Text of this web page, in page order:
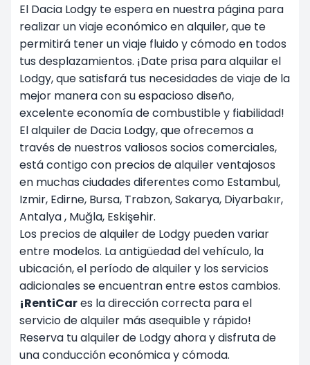
El Dacia Lodgy te espera en nuestra página para
realizar un viaje económico en alquiler, que te
permitirá tener un viaje fluido y cómodo en todos
tus desplazamientos. ¡Date prisa para alquilar el
Lodgy, que satisfará tus necesidades de viaje de la
mejor manera con su espacioso diseño,
excelente economía de combustible y fiabilidad!
El alquiler de Dacia Lodgy, que ofrecemos a
través de nuestros valiosos socios comerciales,
está contigo con precios de alquiler ventajosos
en muchas ciudades diferentes como Estambul,
Izmir, Edirne, Bursa, Trabzon, Sakarya, Diyarbakır,
Antalya, Muğla, Eskişehir.
Los precios de alquiler de Lodgy pueden variar
entre modelos. La antigüedad del vehículo, la
ubicación, el período de alquiler y los servicios
adicionales se encuentran entre estos cambios.
¡RentiCares la dirección correcta para el
servicio de alquiler más asequible y rápido!
Reserva tu alquiler de Lodgy ahora y disfruta de
una conducción económica y cómoda.